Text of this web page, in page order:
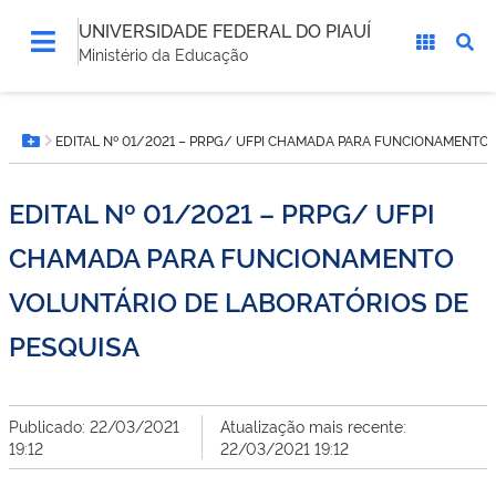
UNIVERSIDADE FEDERAL DO PIAUÍ
Ministério da Educação
está
aqui:Botão Menu
EDITAL Nº 01/2021 – PRPG/ UFPI CHAMADA PARA FUNCIONAMENTO
EDITAL Nº 01/2021 – PRPG/ UFPI
CHAMADA PARA FUNCIONAMENTO
VOLUNTÁRIO DE LABORATÓRIOS DE
PESQUISA
Publicado: 22/03/2021
19:12
Atualização mais recente:
22/03/2021 19:12